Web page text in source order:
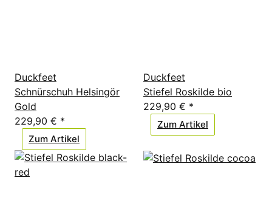
Duckfeet
Schnürschuh Helsingör
Gold
229,90 € *
Zum Artikel
Duckfeet
Stiefel Roskilde bio
229,90 € *
Zum Artikel